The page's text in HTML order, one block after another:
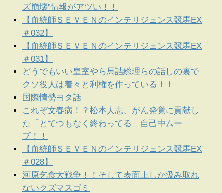
ズ崩壊”情報がアツい！！
【血統師ＳＥＶＥＮのインテリジェンス競馬EX
＃032】
【血統師ＳＥＶＥＮのインテリジェンス競馬EX
＃031】
どうでもいい皇室やら馬詰総理らの話しの裏で
クソ役人は着々と利権を作っている！！
国際情勢ヨタ話
これぞ文春病！？松本人志、がん発覚に貢献し
た「とてつもなく終わってる」自己中ムー
ブ！！
【血統師ＳＥＶＥＮのインテリジェンス競馬EX
＃028】
河原乞食大戦争！！そして表面上しか汲み取れ
ないクズマスゴミ